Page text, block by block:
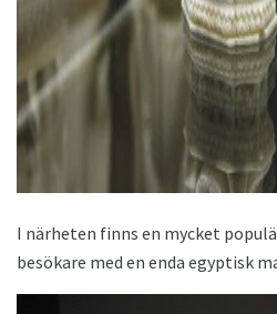
I närheten finns en mycket
besökare med en enda egyptisk